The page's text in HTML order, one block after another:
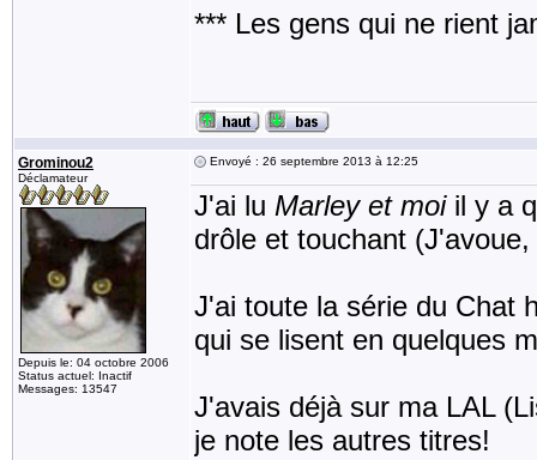
*** Les gens qui ne rient
Grominou2
Déclamateur
Depuis le: 04 octobre 2006
Status actuel: Inactif
Messages: 13547
Envoyé : 26 septembre 2013 à 12:25
J'ai lu Marley et moiil y a
drôle et touchant
J'ai toute la série du Chat
qui se lisent en quelques
J'avais déjà sur ma LAL
je note les autres titres!